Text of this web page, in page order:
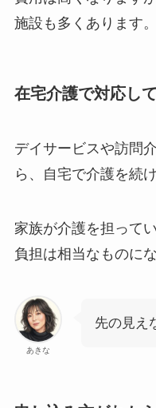
施設も多くあります。
在宅介護で対応し
デイサービスや訪問
ら、自宅で介護を続
家族が介護を担って
負担は相当なものにな
あきな
先の見え